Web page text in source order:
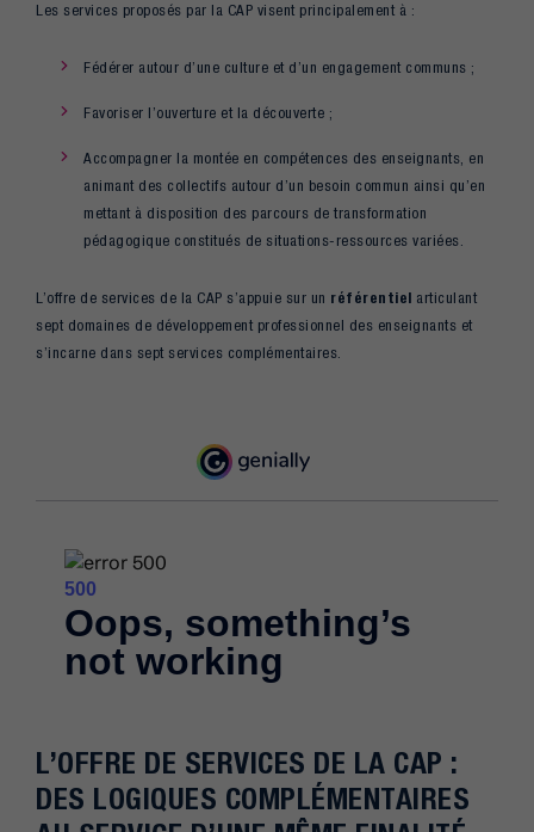
Les services proposés par la CAP visent principalement à :
Fédérer autour d’une culture et d’un engagement communs ;
Favoriser l’ouverture et la découverte ;
Accompagner la montée en compétences des enseignants, en
animant des collectifs autour d’un besoin commun ainsi qu’en
mettant à disposition des parcours de transformation
pédagogique constitués de situations-ressources variées.
L’offre de services de la CAP s’appuie sur un référentiel articulant
sept domaines de développement professionnel des enseignants et
s’incarne dans sept services complémentaires.
L’OFFRE DE SERVICES DE LA CAP :
DES LOGIQUES COMPLÉMENTAIRES